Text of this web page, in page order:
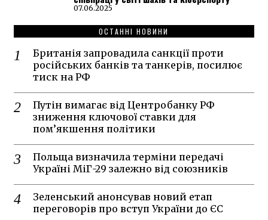
07.06.2025
ОСТАННІ НОВИНИ
Британія запровадила санкції проти
російських банків та танкерів, посилює
тиск на РФ
Путін вимагає від Центробанку РФ
зниження ключової ставки для
пом’якшення політики
Польща визначила терміни передачі
Україні МіГ-29 залежно від союзників
Зеленський анонсував новий етап
переговорів про вступ України до ЄС